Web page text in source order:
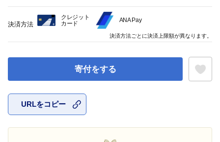
寄付をする
URLをコピー
決済方法
クレジット
カード
ANA Pay
決済方法ごとに決済上限額が異なります。